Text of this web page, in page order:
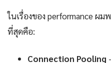
ในเรื่องของ performance ผ
ที่สุดคือ:
Connection Pooling